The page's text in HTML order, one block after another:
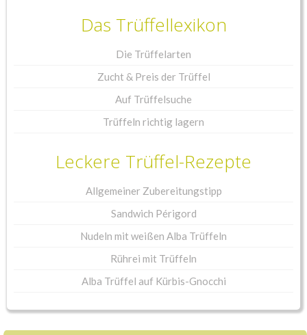
Das Trüffellexikon
Die Trüffelarten
Zucht & Preis der Trüffel
Auf Trüffelsuche
Trüffeln richtig lagern
Leckere Trüffel-Rezepte
Allgemeiner Zubereitungstipp
Sandwich Périgord
Nudeln mit weißen Alba Trüffeln
Rührei mit Trüffeln
Alba Trüffel auf Kürbis-Gnocchi